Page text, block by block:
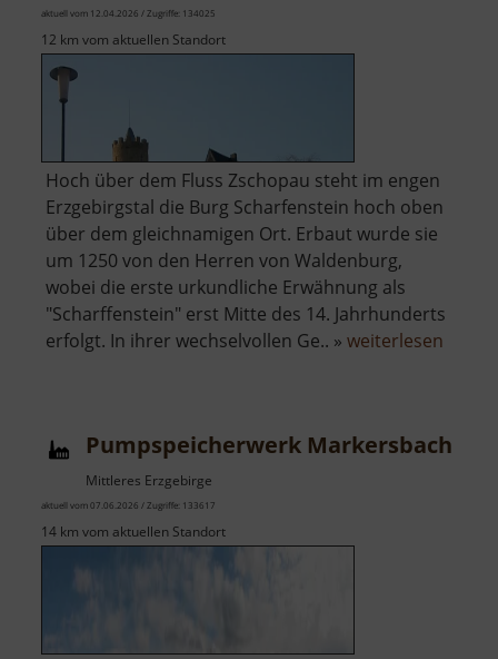
aktuell vom 12.04.2026 / Zugriffe: 134025
12 km vom aktuellen Standort
Hoch über dem Fluss Zschopau steht im engen
Erzgebirgstal die Burg Scharfenstein hoch oben
über dem gleichnamigen Ort. Erbaut wurde sie
um 1250 von den Herren von Waldenburg,
wobei die erste urkundliche Erwähnung als
"Scharffenstein" erst Mitte des 14. Jahrhunderts
erfolgt. In ihrer wechselvollen Ge.. » weiterlesen
Pumpspeicherwerk Markersbach
Mittleres Erzgebirge
aktuell vom 07.06.2026 / Zugriffe: 133617
14 km vom aktuellen Standort